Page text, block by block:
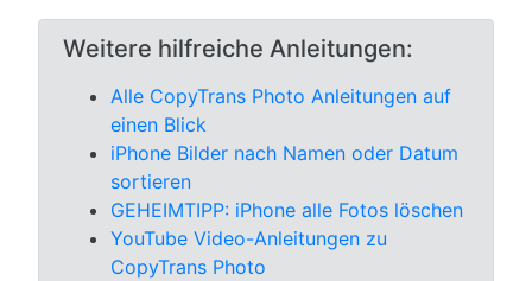
Weitere hilfreiche Anleitungen:
Alle CopyTrans Photo Anleitungen auf
einen Blick
iPhone Bilder nach Namen oder Datum
sortieren
GEHEIMTIPP: iPhone alle Fotos löschen
YouTube Video-Anleitungen zu
CopyTrans Photo